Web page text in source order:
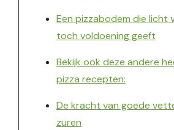
Een pizzabodem die licht
toch voldoening geeft
Bekijk ook deze andere
pizza recepten:
De kracht van goede
zuren